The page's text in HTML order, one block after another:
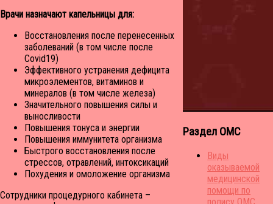
Врачи назначают капельницы для:
Восстановления после перенесенных
заболеваний (в том числе после
Covid19)
Эффективного устранения дефицита
микроэлементов, витаминов и
минералов (в том числе железа)
Значительного повышения силы и
выносливости
Повышения тонуса и энергии
Повышения иммунитета организма
Быстрого восстановления после
стрессов, отравлений, интоксикаций
Похудения и омоложение организма
Сотрудники процедурного кабинета –
Раздел ОМС
Виды
оказываемой
медицинской
помощи по